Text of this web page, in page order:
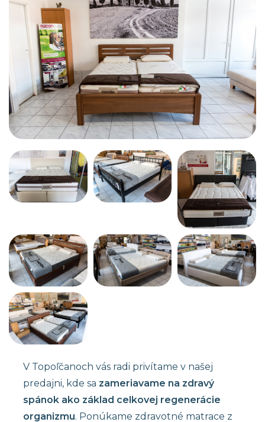
V Topoľčanoch vás radi privítame v našej
predajni, kde sa zameriavame na zdravý
spánok ako základ celkovej regenerácie
organizmu. Ponúkame zdravotné matrace z